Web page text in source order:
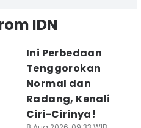
IDN
Ini Perbedaan
Tenggorokan
Normal dan
Radang, Kenali
Ciri-Cirinya!